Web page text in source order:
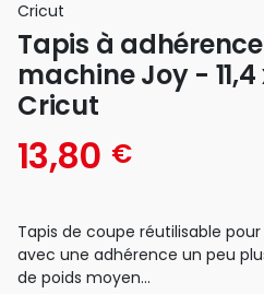
Cricut
Tapis à
machine Joy -
Cricut
13,80 €
Tapis de coupe réutilisable
avec une adhérence un peu
de poids moyen...